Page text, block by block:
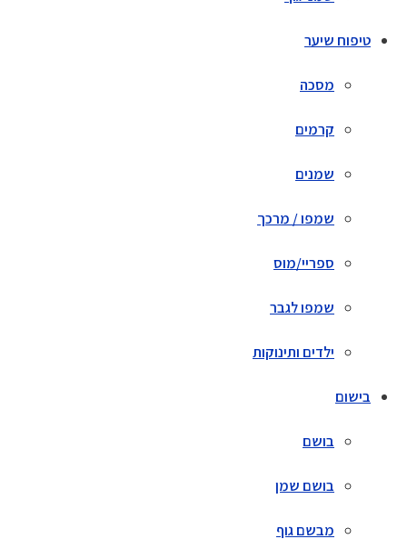
טיפוח שיער
מסכה
קרמים
שמנים
שמפו / מרכך
ספריי/מוס
שמפו לגבר
ילדים ותינוקות
בישום
בושם
בושם שמן
מבשם גוף